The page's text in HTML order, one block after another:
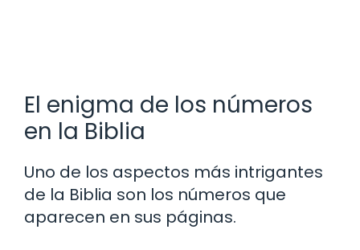
El enigma de los números
en la Biblia
Uno de los aspectos más intrigantes
de la Biblia son los números que
aparecen en sus páginas.